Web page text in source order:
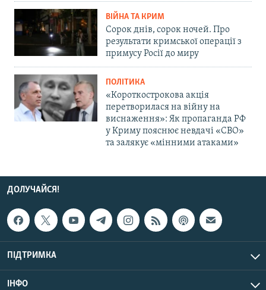
ВІЙНА ТА КРИМ
Сорок днів, сорок ночей. Про
результати кримської операції з
примусу Росії до миру
ПОЛІТИКА
«Короткострокова акція
перетворилася на війну на
виснаження»: Як пропаганда РФ
у Криму пояснює невдачі «СВО»
та залякує «мінними атаками»
ДОЛУЧАЙСЯ!
ПІДТРИМКА
ІНФО